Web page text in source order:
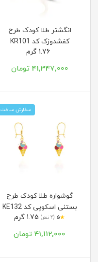
انگشتر طلا کودک طرح
کفشدوزک کد KR101
1.76 گرم
41,347,000 تومان
سفارش ساخت
گوشواره طلا کودک طرح
بستنی اسکوپی کد KE132
★
5 (2 نظر)
41,112,000 تومان